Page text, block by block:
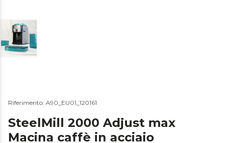
Riferimento: A90_EU01_120161
SteelMill 2000 Adjust max
Macina caffè in acciaio